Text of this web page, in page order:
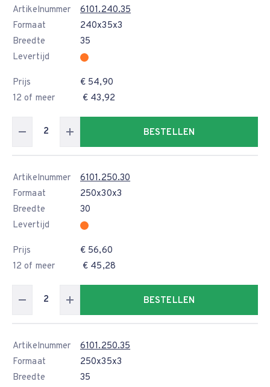
Artikelnummer
6101.240.35
Formaat
240x35x3
Breedte
35
Levertijd
Prijs
€ 54,90
12 of meer
€ 43,92
BESTELLEN
Artikelnummer
6101.250.30
Formaat
250x30x3
Breedte
30
Levertijd
Prijs
€ 56,60
12 of meer
€ 45,28
BESTELLEN
Artikelnummer
6101.250.35
Formaat
250x35x3
Breedte
35